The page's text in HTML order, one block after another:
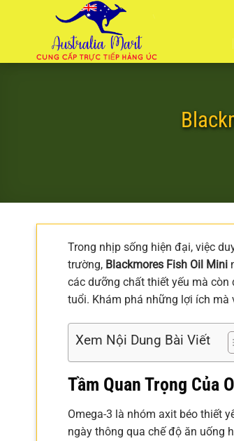
dung
Trong nhịp sống hiện đại, việc
trường, Blackmores Fish Oil Mini
các dưỡng chất thiết yếu mà
tuổi. Khám phá những lợi ích mà
Xem Nội Dung Bài Viết
Tầm Quan Trọng Của
Omega-3 là nhóm axit béo thiết
ngày thông qua chế độ ăn uống